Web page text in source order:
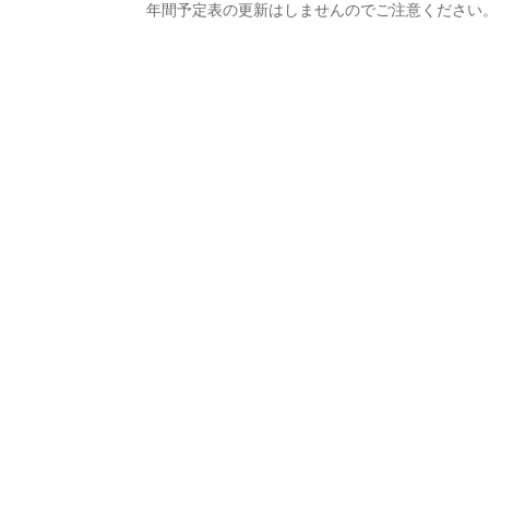
年間予定表の更新はしませんのでご注意ください。